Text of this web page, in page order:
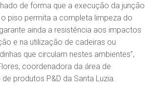
de forma que a execução da junção
piso permita a completa limpeza do
ainda a resistência aos impactos
e na utilização de cadeiras ou
que circulam nestes ambientes”,
coordenadora da área de
produtos P&D da Santa Luzia.